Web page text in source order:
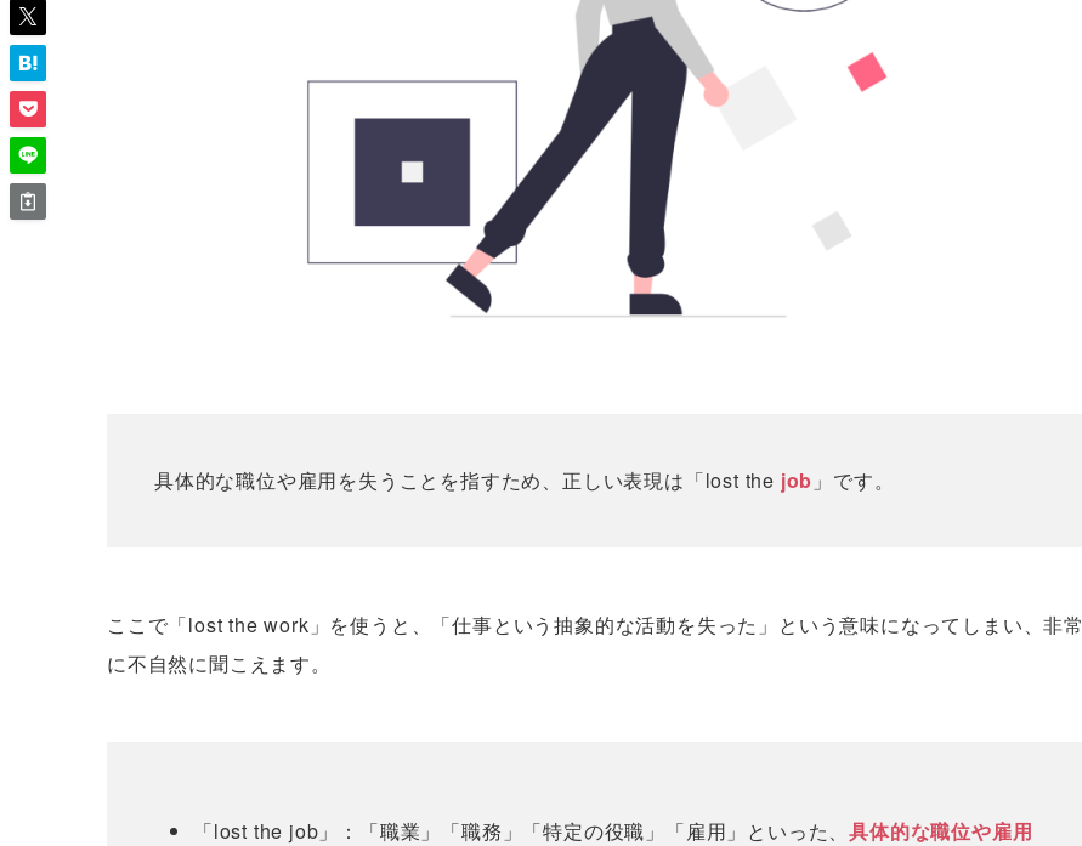
具体的な職位や雇用を失うことを指すため、正しい表現は「lost the job 」です。
ここで「lost the work」を使うと、「仕事という抽象的な活動を失った」という意味になってしまい、非常
に不自然に聞こえます。
「lost the job」：「職業」「職務」「特定の役職」「雇用」といった、具体的な職位や雇用